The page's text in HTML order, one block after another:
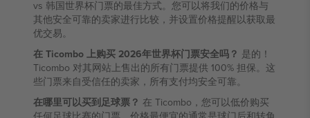
vs 韩国世界杯门票的最佳方式。您可以将我们的价格与
其他安全可靠的卖家进行比较，并设置价格提醒以获取最
优交易。
在 Ticombo 上购买 2026年世界杯门票安全吗？ 是的！
Ticombo 对其网站上售出的所有门票提供 100% 担保。这
些门票来自受信任的卖家，所有支付均安全可靠。
在哪里可以买到足球票？ 在 Ticombo，您可以低价购买